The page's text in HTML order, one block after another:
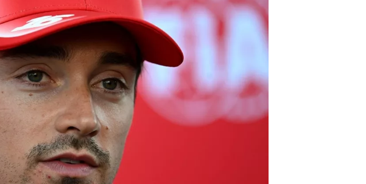
فورمولا إي